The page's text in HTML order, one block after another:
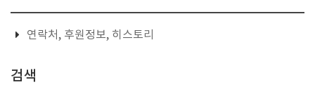
연락처, 후원정보, 히스토리
검색